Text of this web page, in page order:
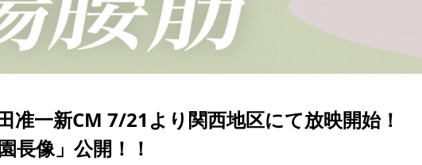
准一新CM 7/21より関西地区にて放映開始！
長像」公開！！